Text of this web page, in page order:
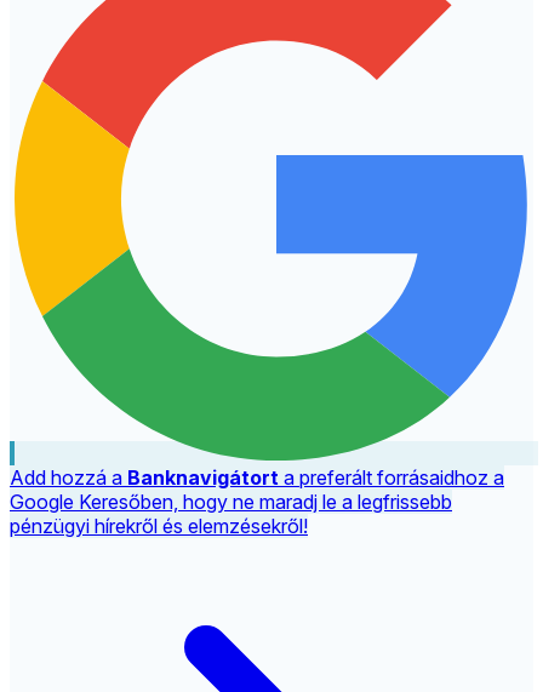
Add hozzá a Banknavigátort a preferált forrásaidhoz a
Google Keresőben, hogy ne maradj le a legfrissebb
pénzügyi hírekről és elemzésekről!